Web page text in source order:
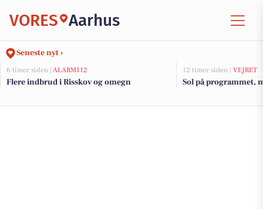
VORES Aarhus
Seneste nyt ›
6 timer siden | ALARM112
Flere indbrud i Risskov og omegn
12 timer siden | VEJRET
Sol på programmet,